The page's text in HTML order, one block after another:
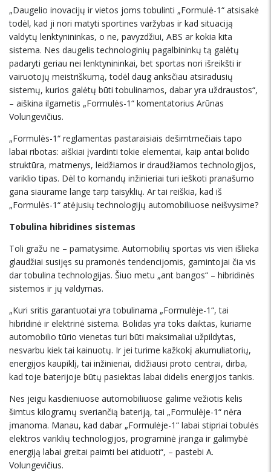
„Daugelio inovacijų ir vietos joms tobulinti „Formulė-1“ atsisakė
todėl, kad ji nori matyti sportines varžybas ir kad situaciją
valdytų lenktynininkas, o ne, pavyzdžiui, ABS ar kokia kita
sistema. Nes daugelis technologinių pagalbininkų tą galėtų
padaryti geriau nei lenktynininkai, bet sportas nori išreikšti ir
vairuotojų meistriškumą, todėl daug anksčiau atsiradusių
sistemų, kurios galėtų būti tobulinamos, dabar yra uždraustos“,
– aiškina ilgametis „Formulės-1“ komentatorius Arūnas
Volungevičius.
„Formulės-1“ reglamentas pastaraisiais dešimtmečiais tapo
labai ribotas: aiškiai įvardinti tokie elementai, kaip antai bolido
struktūra, matmenys, leidžiamos ir draudžiamos technologijos,
variklio tipas. Dėl to komandų inžinieriai turi ieškoti pranašumo
gana siaurame lange tarp taisyklių. Ar tai reiškia, kad iš
„Formulės-1“ atėjusių technologijų automobiliuose neišvysime?
Tobulina hibridines sistemas
Toli gražu ne – pamatysime. Automobilių sportas vis vien išlieka
glaudžiai susijęs su pramonės tendencijomis, gamintojai čia vis
dar tobulina technologijas. Šiuo metu „ant bangos“ – hibridinės
sistemos ir jų valdymas.
„Kuri sritis garantuotai yra tobulinama „Formulėje-1“, tai
hibridinė ir elektrinė sistema. Bolidas yra toks daiktas, kuriame
automobilio tūrio vienetas turi būti maksimaliai užpildytas,
nesvarbu kiek tai kainuotų. Ir jei turime kažkokį akumuliatorių,
energijos kaupiklį, tai inžinieriai, didžiausi proto centrai, dirba,
kad toje baterijoje būtų pasiektas labai didelis energijos tankis.
Nes jeigu kasdieniuose automobiliuose galime vežiotis kelis
šimtus kilogramų sveriančią bateriją, tai „Formulėje-1“ nėra
įmanoma. Manau, kad dabar „Formulėje-1“ labai stipriai tobulės
elektros variklių technologijos, programinė įranga ir galimybė
energiją labai greitai paimti bei atiduoti“, – pastebi A.
Volungevičius.